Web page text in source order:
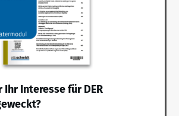
Ihr Interesse für DER